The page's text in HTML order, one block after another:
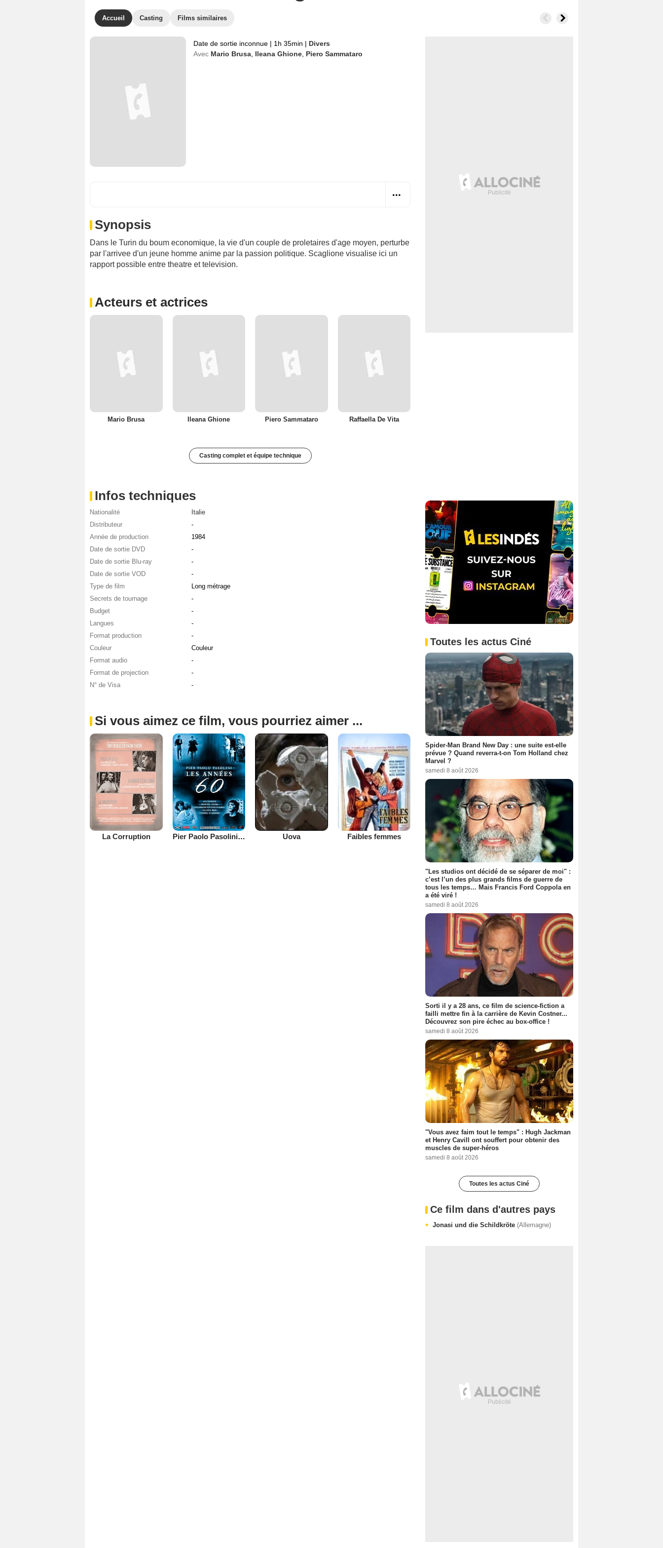
Accueil Casting Films similaires
Date de sortie inconnue | 1h 35min | Divers
Avec Mario Brusa Ileana Ghione Piero Sammataro
Synopsis
Dans le Turin du boum economique, la vie d'un couple de proletaires d'age moyen, perturbe
par l'arrivee d'un jeune homme anime par la passion politique. Scaglione visualise ici un
rapport possible entre theatre et television.
Acteurs et actrices
Mario Brusa Ileana Ghione Piero Sammataro Raffaella De Vita
Casting complet et équipe technique
Infos techniques
Nationalité
Italie
Distributeur
-
Année de production
1984
Date de sortie DVD
-
Date de sortie Blu-ray
-
Date de sortie VOD
-
Type de film
Long métrage
Secrets de tournage
-
Budget
-
Langues
-
Format production
-
Couleur
Couleur
Format audio
-
Format de projection
-
N° de Visa
-
Si vous aimez ce film, vous pourriez aimer ...
La Corruption Pier Paolo Pasolini, les années 60 en 5 films Uova Faibles femmes
Toutes les actus Ciné
Spider-Man Brand New Day : une suite est-elle
prévue ? Quand reverra-t-on Tom Holland chez
Marvel ?
samedi 8 août 2026
"Les studios ont décidé de se séparer de moi" :
c’est l’un des plus grands films de guerre de
tous les temps… Mais Francis Ford Coppola en
a été viré !
samedi 8 août 2026
Sorti il y a 28 ans, ce film de science-fiction a
failli mettre fin à la carrière de Kevin Costner...
Découvrez son pire échec au box-office !
samedi 8 août 2026
"Vous avez faim tout le temps" : Hugh Jackman
et Henry Cavill ont souffert pour obtenir des
muscles de super-héros
samedi 8 août 2026
Toutes les actus Ciné
Ce film dans d'autres pays
Jonasi und die Schildkröte (Allemagne)